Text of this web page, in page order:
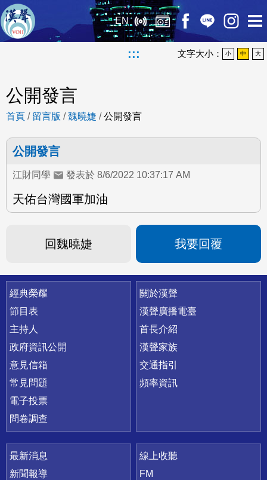
EN
::: 文字大小： 小 中 大
公開發言
首頁 / 留言版 /魏曉婕 /公開發言
公開發言
江財同學 發表於 8/6/2022 10:37:17 AM
天佑台灣國軍加油
回魏曉婕 我要回覆
快速連結
經典榮耀
節目表
主持人
政府資訊公開
意見信箱
常見問題
電子投票
問卷調查
關於漢聲
漢聲廣播電臺
首長介紹
漢聲家族
交通指引
頻率資訊
最新消息
新聞報導
線上收聽
FM